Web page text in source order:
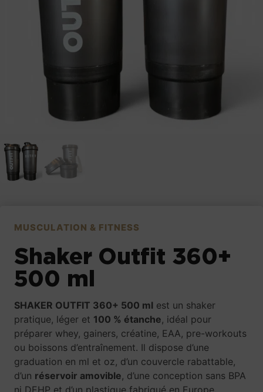
MUSCULATION & FITNESS
Shaker Outfit 360+
500 ml
SHAKER OUTFIT 360+ 500 ml est un shaker
pratique, léger et 100 % étanche, idéal pour
préparer whey, gainers, créatine, EAA, pre-workouts
ou boissons d’entraînement. Il dispose d’une
graduation en ml et oz, d’un couvercle rabattable,
d’un réservoir amovible, d’une conception sans BPA